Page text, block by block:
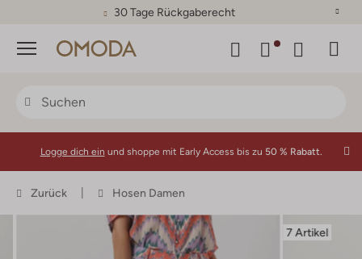
30 Tage Rückgaberecht
Menü
Logge dich ein und shoppe mit Early Access bis zu 50 % Rabatt.
Zurück Hosen Damen
7 Artikel